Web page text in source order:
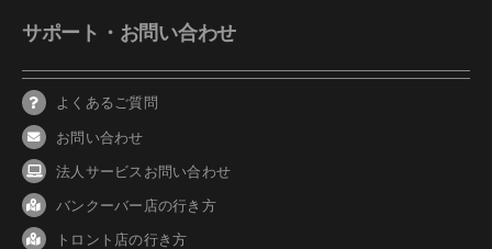
サポート・お問い合わせ
よくあるご質問
お問い合わせ
法人サービスお問い合わせ
バンクーバー 店の行き方
トロント店の行き方